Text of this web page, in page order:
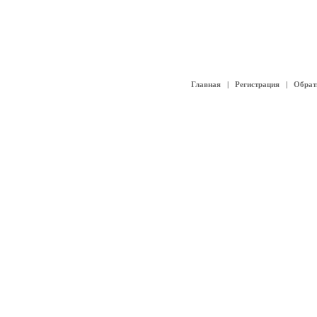
Главная| Регистрация|